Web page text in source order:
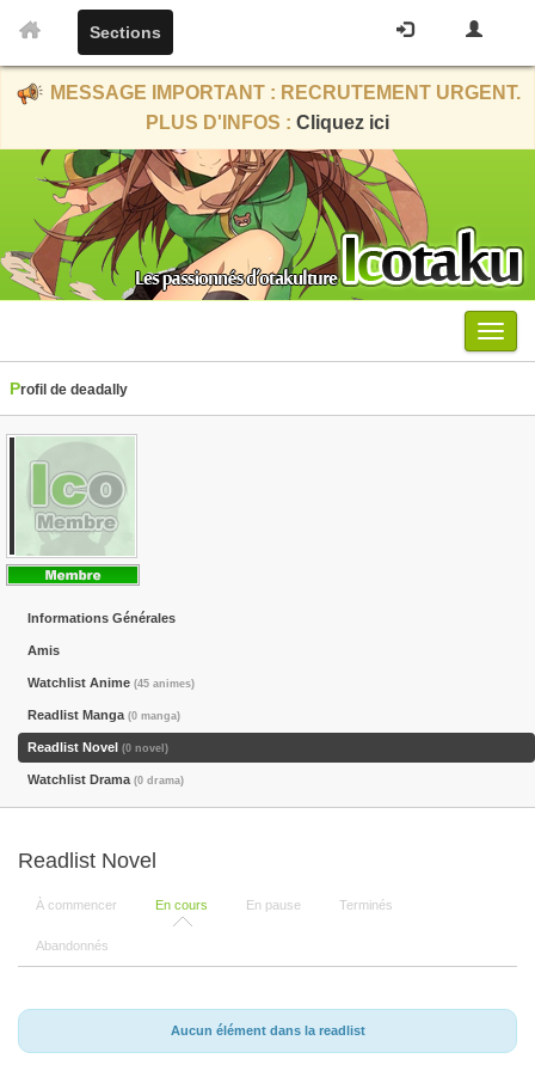
Sections
MESSAGE IMPORTANT : RECRUTEMENT URGENT.
PLUS D'INFOS : Cliquez ici
Menu
Profil de deadally
Informations Générales
Amis
Watchlist Anime (45 animes)
Readlist Manga (0 manga)
Readlist Novel (0 novel)
Watchlist Drama (0 drama)
Readlist Novel
À commencer En cours En pause Terminés
Abandonnés
Aucun élément dans la readlist